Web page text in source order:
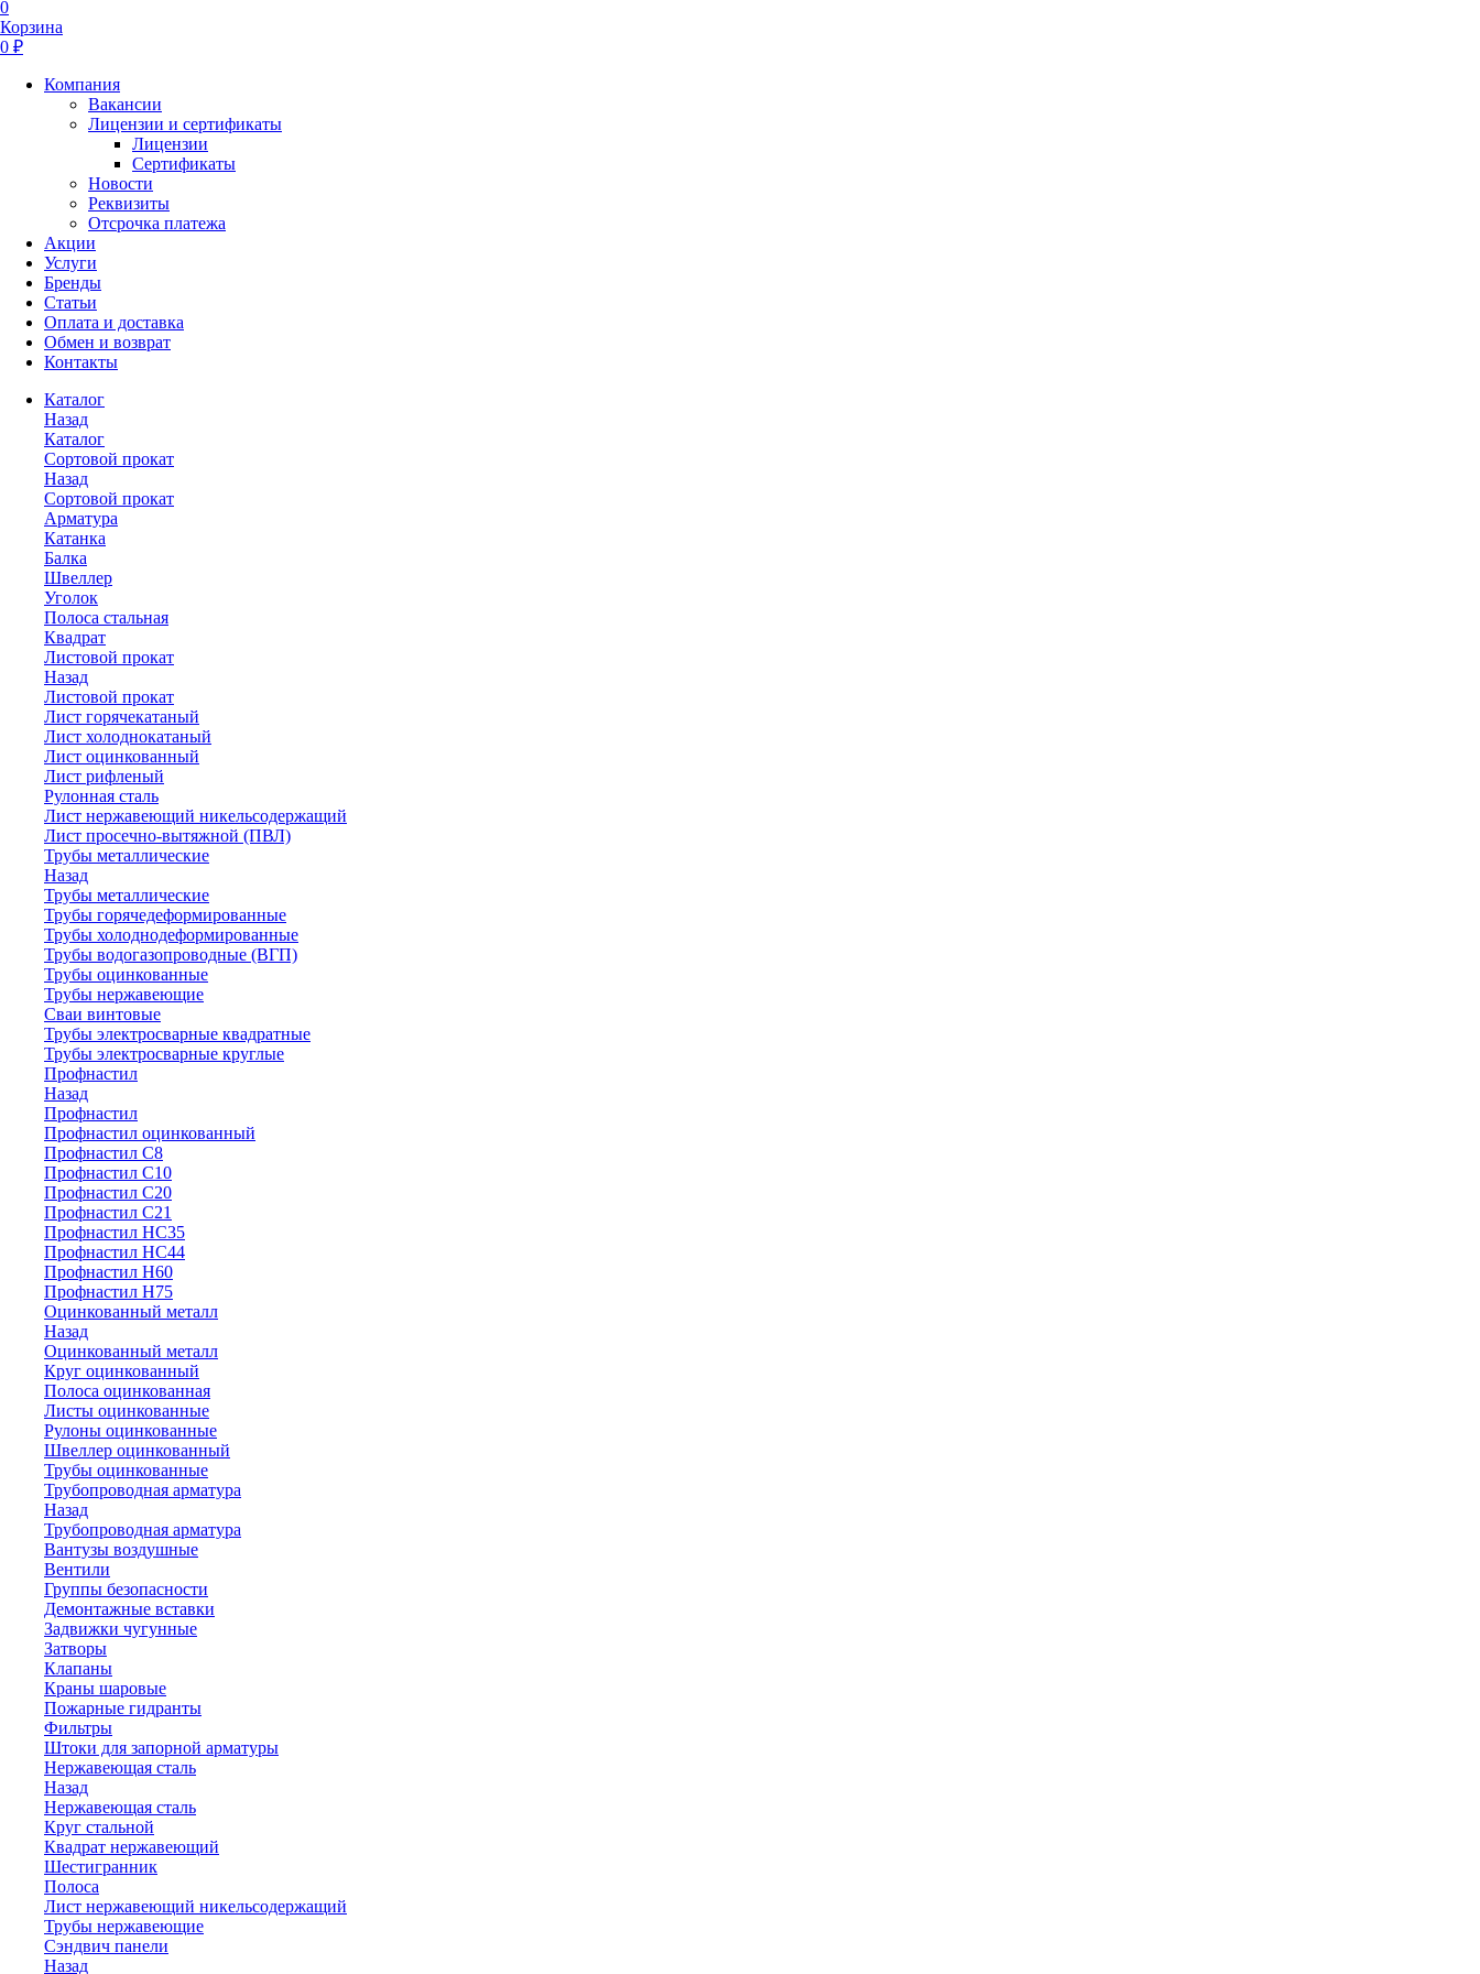
0
Корзина
0 ₽
Компания
Вакансии
Лицензии и сертификаты
Лицензии
Сертификаты
Новости
Реквизиты
Отсрочка платежа
Акции
Услуги
Бренды
Статьи
Оплата и доставка
Обмен и возврат
Контакты
Каталог
Назад
Каталог
Сортовой прокат
Назад
Сортовой прокат
Арматура
Катанка
Балка
Швеллер
Уголок
Полоса стальная
Квадрат
Листовой прокат
Назад
Листовой прокат
Лист горячекатаный
Лист холоднокатаный
Лист оцинкованный
Лист рифленый
Рулонная сталь
Лист нержавеющий никельсодержащий
Лист просечно-вытяжной (ПВЛ)
Трубы металлические
Назад
Трубы металлические
Трубы горячедеформированные
Трубы холоднодеформированные
Трубы водогазопроводные (ВГП)
Трубы оцинкованные
Трубы нержавеющие
Сваи винтовые
Трубы электросварные квадратные
Трубы электросварные круглые
Профнастил
Назад
Профнастил
Профнастил оцинкованный
Профнастил С8
Профнастил С10
Профнастил С20
Профнастил С21
Профнастил НС35
Профнастил НС44
Профнастил Н60
Профнастил Н75
Оцинкованный металл
Назад
Оцинкованный металл
Круг оцинкованный
Полоса оцинкованная
Листы оцинкованные
Рулоны оцинкованные
Швеллер оцинкованный
Трубы оцинкованные
Трубопроводная арматура
Назад
Трубопроводная арматура
Вантузы воздушные
Вентили
Группы безопасности
Демонтажные вставки
Задвижки чугунные
Затворы
Клапаны
Краны шаровые
Пожарные гидранты
Фильтры
Штоки для запорной арматуры
Нержавеющая сталь
Назад
Нержавеющая сталь
Круг стальной
Квадрат нержавеющий
Шестигранник
Полоса
Лист нержавеющий никельсодержащий
Трубы нержавеющие
Сэндвич панели
Назад